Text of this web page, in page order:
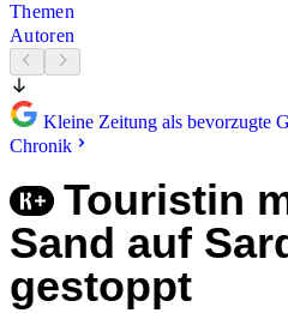
Themen
Autoren
Kleine Zeitung als bevorzugte
Chronik
Touristin
Sand auf
gestoppt